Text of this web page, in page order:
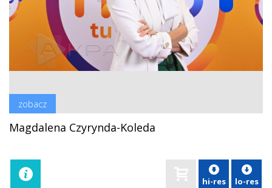
zobacz
Magdalena Czyrynda-Koleda
hi-res lo-res